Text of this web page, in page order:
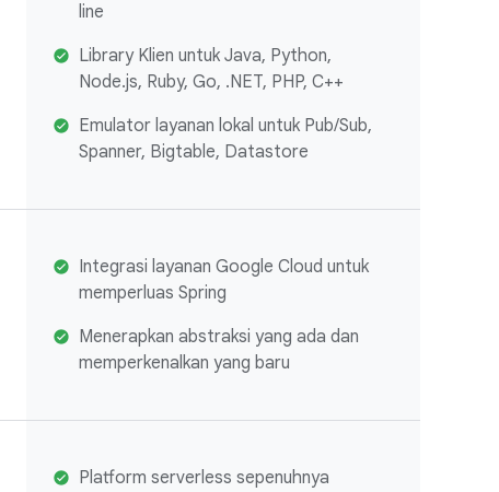
line
Library Klien untuk Java, Python,
Node.js, Ruby, Go, .NET, PHP, C++
Emulator layanan lokal untuk Pub/Sub,
Spanner, Bigtable, Datastore
Integrasi layanan Google Cloud untuk
memperluas Spring
Menerapkan abstraksi yang ada dan
memperkenalkan yang baru
Platform serverless sepenuhnya